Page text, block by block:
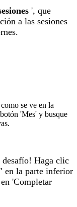
', que
a las sesiones
se ve en la
'Mes' y busque
desafío! Haga clic
en la parte inferior
'Completar